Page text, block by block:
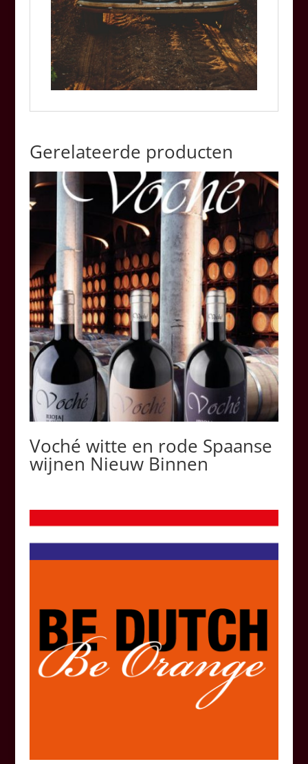
Gerelateerde producten
Voché witte en rode Spaanse
wijnen Nieuw Binnen